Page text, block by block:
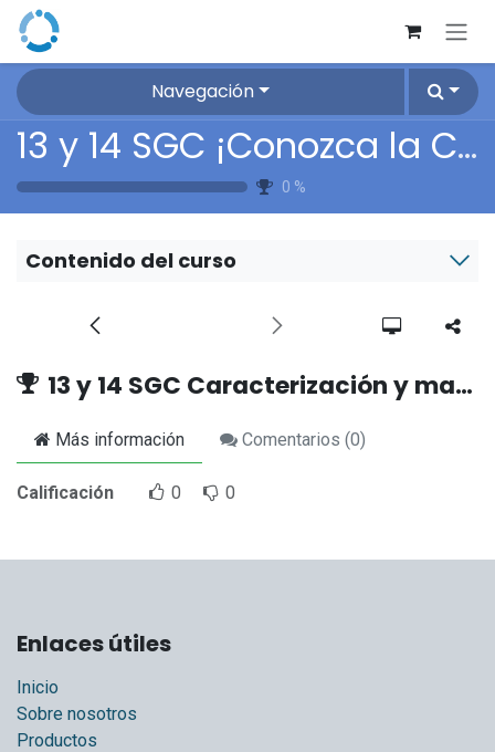
Ir al contenido
Navegación
13 y 14 SGC ¡Conozca la Caracterización y Mapa de Procesos de su Droguería!
0 %
Contenido del curso
13 y 14 SGC Caracterización y mapa de procesos
Más información Comentarios (0)
Calificación 0 0
Enlaces útiles
Inicio
Sobre nosotros
Productos